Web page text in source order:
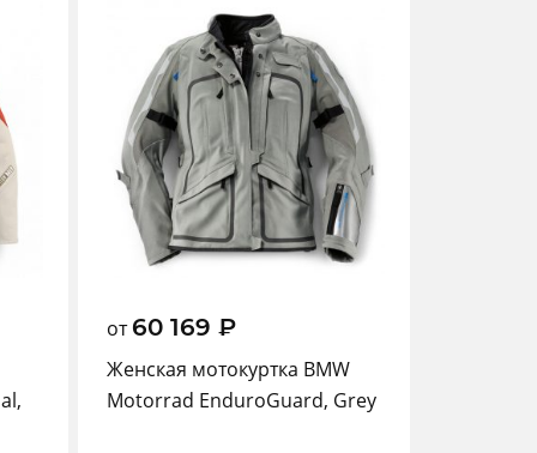
от60 169 ₽
Женская мотокуртка BMW
Motorrad EnduroGuard, Grey